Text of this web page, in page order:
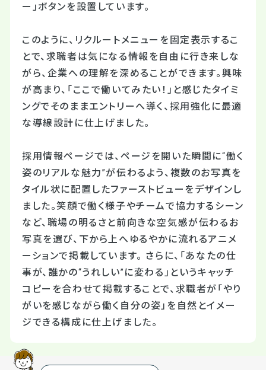
ー」ボタンを設置しています。
このように、リクルートメニューを固定表示するこ
とで、求職者は気になる情報を自由に行き来しな
がら、企業への理解を深めることができます。興味
が高まり、「ここで働いてみたい！」と感じたタイミ
ングでそのままエントリーへ導く、採用強化に最適
な導線設計に仕上げました。
採用情報ページでは、ページを開いた瞬間に“働く
姿のリアルな魅力”が伝わるよう、複数のお写真を
タイル状に配置したファーストビューをデザインし
ました。笑顔で働く様子やチームで協力するシーン
など、職場の明るさと前向きな空気感が伝わるお
写真を選び、下から上へゆるやかに流れるアニメ
ーションで掲載しています。 さらに、「あなたの仕
事が、誰かの“うれしい”に変わる」というキャッチ
コピーを合わせて掲載することで、求職者が「やり
がいを感じながら働く自分の姿」を自然とイメー
ジできる構成に仕上げました。